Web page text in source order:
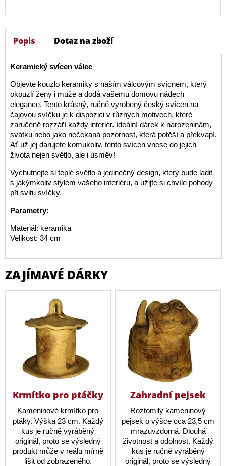
Popis Dotaz na zboží
Keramický svícen válec
Objevte kouzlo keramiky s naším válcovým svícnem, který
okouzlí ženy i muže a dodá vašemu domovu nádech
elegance. Tento krásný, ručně vyrobený český svícen na
čajovou svíčku je k dispozici v různých motivech, které
zaručeně rozzáří každý interiér. Ideální dárek k narozeninám,
svátku nebo jako nečekaná pozornost, která potěší a překvapí.
Ať už jej darujete komukoliv, tento svícen vnese do jejich
života nejen světlo, ale i úsměv!
Vychutnejte si teplé světlo a jedinečný design, který bude ladit
s jakýmkoliv stylem vašeho interiéru, a užijte si chvíle pohody
při svitu svíčky.
Parametry:
Materiál: keramika
Velikost: 34 cm
ZAJÍMAVÉ DÁRKY
Krmítko pro ptáčky
Kameninové krmítko pro
ptáky. Výška 23 cm. Každý
kus je ručně vyráběný
originál, proto se výsledný
produkt může v reálu mírně
lišit od zobrazeného.
Zahradní pejsek
Roztomilý kameninový
pejsek o výšce cca 23,5 cm
mrazuvzdorná. Dlouhá
životnost a odolnost. Každý
kus je ručně vyráběný
originál, proto se výsledný